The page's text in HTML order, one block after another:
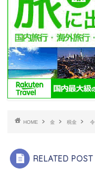
HOME 金 税金
RELATED POST